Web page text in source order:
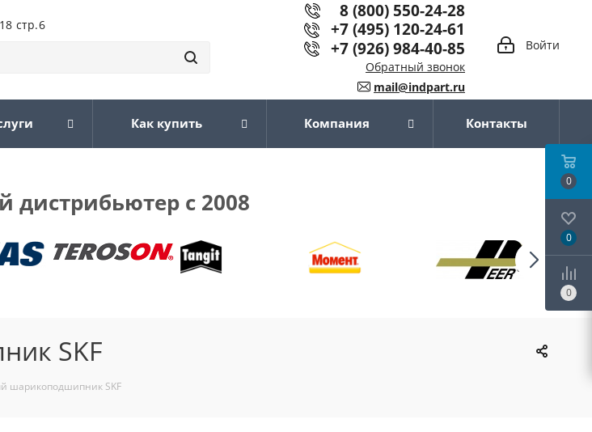
стр.6
Войти
8 (800) 550-24-28
+7 (495) 120-24-61
+7 (926) 984-40-85
Обратный звонок
mail@indpart.ru
Как купить Компания Контакты
с 2008
SKF
шарикоподшипник SKF
0
0
0